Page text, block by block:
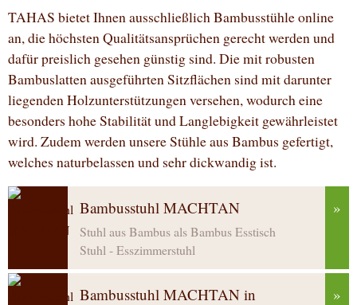
TAHAS bietet Ihnen ausschließlich Bambusstühle online
an, die höchsten Qualitätsansprüchen gerecht werden und
dafür preislich gesehen günstig sind. Die mit robusten
Bambuslatten ausgeführten Sitzflächen sind mit darunter
liegenden Holzunterstützungen versehen, wodurch eine
besonders hohe Stabilität und Langlebigkeit gewährleistet
wird. Zudem werden unsere Stühle aus Bambus gefertigt,
welches naturbelassen und sehr dickwandig ist.
Bambusstuhl MACHTAN
Stuhl aus Bambus als Bambus Esstisch
Stuhl - Esszimmerstuhl
»
Bambusstuhl MACHTAN in
»